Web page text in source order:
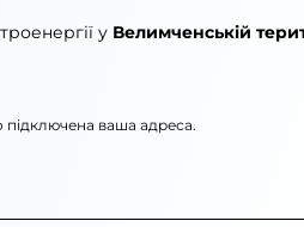
у Велимченській
підключена ваша адреса.